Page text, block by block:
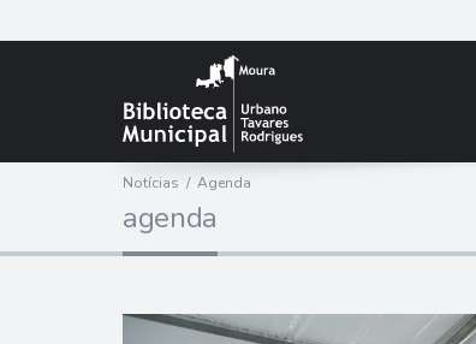
Notícias / Agenda
agenda